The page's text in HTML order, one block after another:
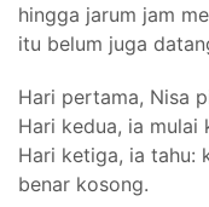
hingga jarum jam
itu belum juga
Hari pertama, Nisa
Hari kedua, ia mulai
Hari ketiga, ia tahu:
benar kosong.